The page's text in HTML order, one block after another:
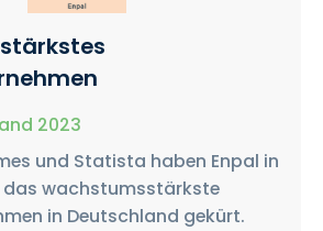
2023
und Statista haben Enpal in
das wachstumsstärkste
in Deutschland gekürt.